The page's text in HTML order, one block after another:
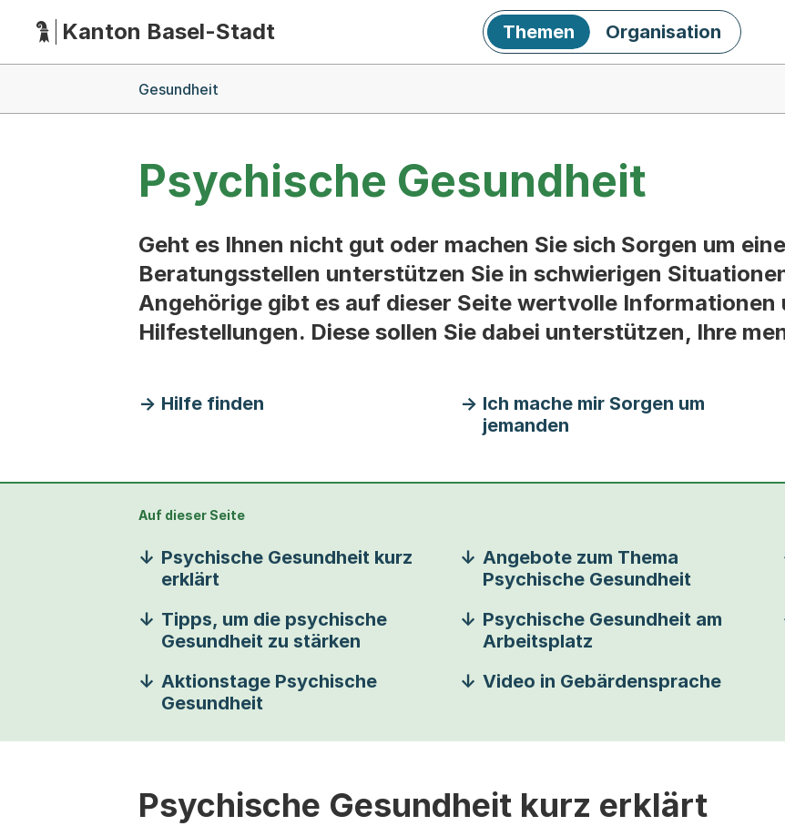
HauptnavigationKanton Basel-Stadt Themen Organisation
Gesundheit
Psychische Gesundheit
Geht es Ihnen nicht gut oder machen Sie sich Sorgen um
Beratungsstellen unterstützen Sie in schwierigen
Angehörige gibt es auf dieser Seite wertvolle Informationen
Hilfestellungen. Diese sollen Sie dabei unterstützen, Ihre
Hilfe finden
Ich mache mir Sorgen um
jemanden
Auf dieser Seite
Psychische Gesundheit kurz
erklärt
Angebote zum Thema
Psychische Gesundheit
Tipps, um die psychische
Gesundheit zu stärken
Psychische Gesundheit am
Arbeitsplatz
Aktionstage Psychische
Gesundheit
Video in Gebärdensprache
Psychische Gesundheit kurz erklärt